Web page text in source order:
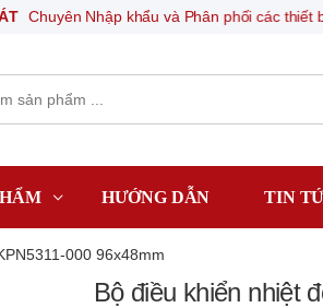
Nhập khẩu và Phân phối các thiết bị khí
HƯỚNG DẪN TIN
000 96x48mm
Bộ điều khiển nhiệt